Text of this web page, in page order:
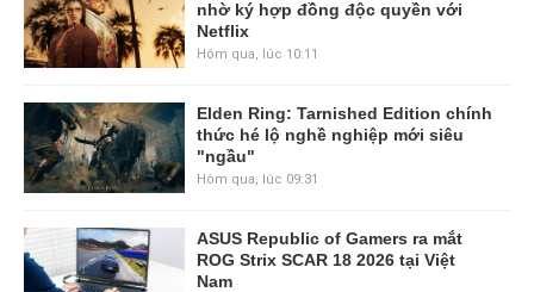
nhờ ký hợp đồng độc quyền với
Netflix
Hôm qua, lúc 10:11
Elden Ring: Tarnished Edition chính
thức hé lộ nghề nghiệp mới siêu
"ngầu"
Hôm qua, lúc 09:31
ASUS Republic of Gamers ra mắt
ROG Strix SCAR 18 2026 tại Việt
Nam